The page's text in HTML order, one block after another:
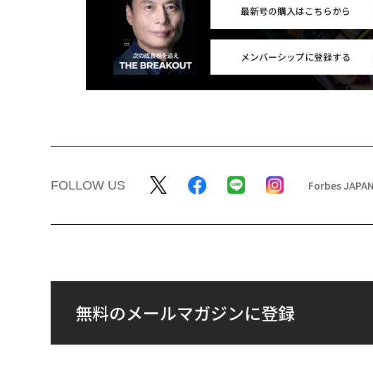
最新号の購入はこちらから
メンバーシップに登録する
FOLLOW US Forbes
無料のメールマガジンに登録